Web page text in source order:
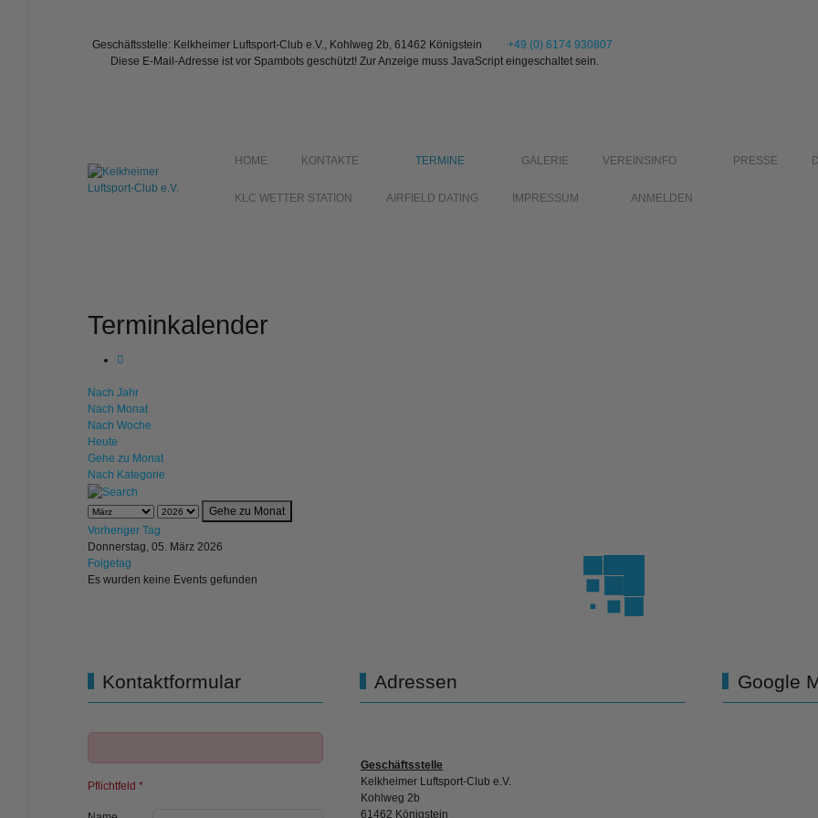
Geschäftsstelle: Kelkheimer Luftsport-Club e.V., Kohlweg 2b, 61462 Königstein
+49 (0) 6174 930807
Diese E-Mail-Adresse ist vor Spambots geschützt! Zur Anzeige muss JavaScript eingeschaltet sein.
HOME KONTAKTE TERMINE GALERIE VEREINSINFO PRESSE
KLC WETTER STATION AIRFIELD DATING IMPRESSUM ANMELDEN
Terminkalender
Nach Jahr
Nach Monat
Nach Woche
Heute
Gehe zu Monat
Nach Kategorie
Gehe zu Monat
Vorheriger Tag
Donnerstag, 05. März 2026
Folgetag
Es wurden keine Events gefunden
Kontaktformular
Pflichtfeld *
Adressen
Geschäftsstelle
Kelkheimer Luftsport-Club e.V.
Kohlweg 2b
61462 Königstein
Google